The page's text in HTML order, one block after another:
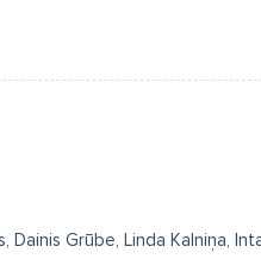
Dainis Grūbe, Linda Kalniņa,